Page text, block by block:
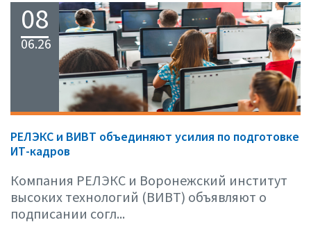
08
06.26
РЕЛЭКС и ВИВТ объединяют усилия по подготовке
ИТ-кадров
Компания РЕЛЭКС и Воронежский институт
высоких технологий (ВИВТ) объявляют о
подписании согл...